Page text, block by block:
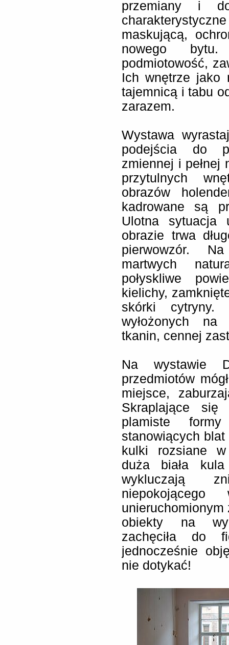
przemiany i
maskującą,
nowego
podmiotowość,
Ich wnętrze jako
tajemnicą i tabu
zarazem.
Wystawa
podejścia do
zmiennej i pełnej
przytulnych
obrazów
kadrowane są
Ulotna sytuacja
obrazie trwa
pierwowzór.
martwych
połyskliwe
kielichy,
skórki
wyłożonych na
tkanin, cennej
Na wystawie
przedmiotów
miejsce,
Skraplające się
plamiste
stanowiących blat
kulki rozsiane
duża biała kula
wykluczają
obiekty na
zachęciła do
jednocześnie
nie dotykać!